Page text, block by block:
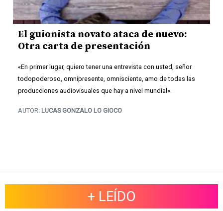
El guionista novato ataca de nuevo:
Otra carta de presentación
«En primer lugar, quiero tener una entrevista con usted, señor
todopoderoso, omnipresente, omnisciente, amo de todas las
producciones audiovisuales que hay a nivel mundial».
AUTOR: LUCAS GONZALO LO GIOCO
+ LEÍDO